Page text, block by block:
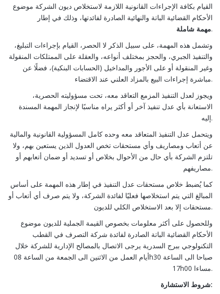
القيام بكافة الإجراءات القانونية اللازمة لاستخلاص ديون الشركة موضوع
الأحكام القضائية الباتة والنهائية الصادرة لفائدتها، وذلك في إطار
مهمة شاملة
.
وتشمل هذه المهمة، على سبيل الذكر لا الحصر، القيام بإجراءات التبليغ،
والتنفيذ الجبري، والحجز بمختلف أنواعه، والعقلة على الممتلكات المنقولة
وغير المنقولة أو على الأجور والمداخيل (الحسابات البنكية)، فضلًا عن
مباشرة إجراءات البيع بالمزاد العلني عند الاقتضاء.
ويجوز لعدل التنفيذ المزمع التعاقد معه، تحت مسؤوليته الحصرية،
الاستعانة بأي عدل تنفيذ آخر أو أكثر يراه مناسبًا لإنجاز المهمة المسندة
إليه.
ويتحمل عدل التنفيذ المتعاقد معه وحده كامل المسؤولية القانونية والمالية
عن أتعاب ومصاريف وأي مستحقات تخص العدول الذين يستعين بهم، ولا
تلتزم الشركة بأي حال من الأحوال بخلاص أو تسديد أو ضمان أتعابهم أو
مصاريفهم.
كما يُضبط خلاص مستحقات عدل التنفيذ في إطار هذه المهمة على أساس
المبالغ التي يتم استخلاصها فعليًا لفائدة الشركة، ولا يتم صرف أي أتعاب أو
مستحقات إلا بعد الاستخلاص الكلي للديون.
وللحصول على أكثر معلومات بخصوص القيمة الجملية للديون موضوع
الأحكام القضائية الباتة الصادرة لفائدة شركة التصرف في القطب
التكنولوجي ببرج السدرية يرجى الاتصال بالمصالح الإدارية للشركة خلال
أيام العمل من الاثنين الى الجمعة من الساعة 08h30 صباحا الى الساعة
17h00 مساءا.
شروط الاستشارة: